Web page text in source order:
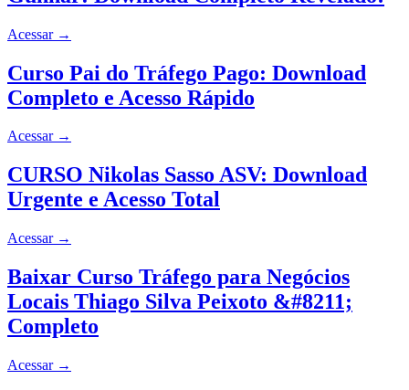
Acessar →
Curso Pai do Tráfego Pago: Download
Completo e Acesso Rápido
Acessar →
CURSO Nikolas Sasso ASV: Download
Urgente e Acesso Total
Acessar →
Baixar Curso Tráfego para Negócios
Locais Thiago Silva Peixoto &#8211;
Completo
Acessar →